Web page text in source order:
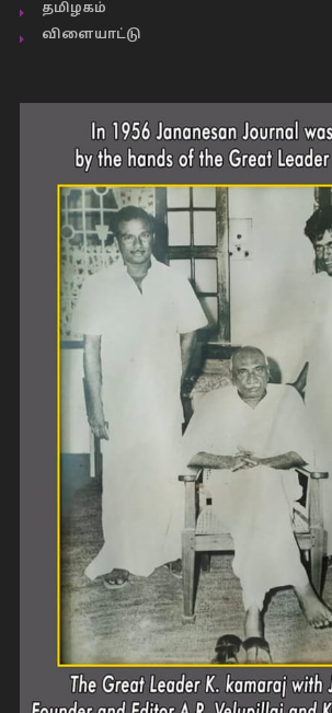
தமிழகம்
விளையாட்டு